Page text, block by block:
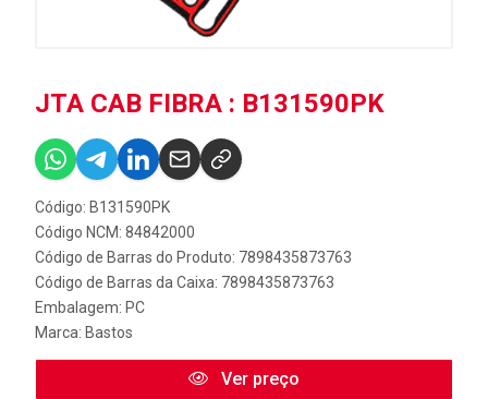
JTA CAB FIBRA : B131590PK
Código: B131590PK
Código NCM: 84842000
Código de Barras do Produto: 7898435873763
Código de Barras da Caixa: 7898435873763
Embalagem: PC
Marca: Bastos
Ver preço